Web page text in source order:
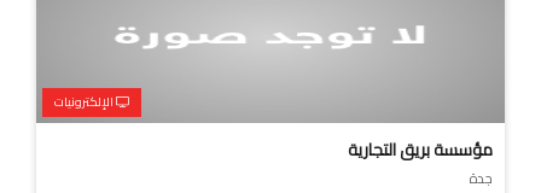
الإلكترونيات
مؤسسة بريق التجارية
جدة